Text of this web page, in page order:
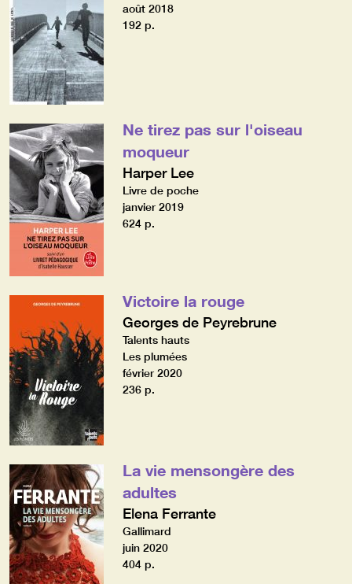
août 2018
192 p.
Ne tirez pas sur l'oiseau
moqueur
Harper Lee
Livre de poche
janvier 2019
624 p.
Victoire la rouge
Georges de Peyrebrune
Talents hauts
Les plumées
février 2020
236 p.
La vie mensongère des
adultes
Elena Ferrante
Gallimard
juin 2020
404 p.